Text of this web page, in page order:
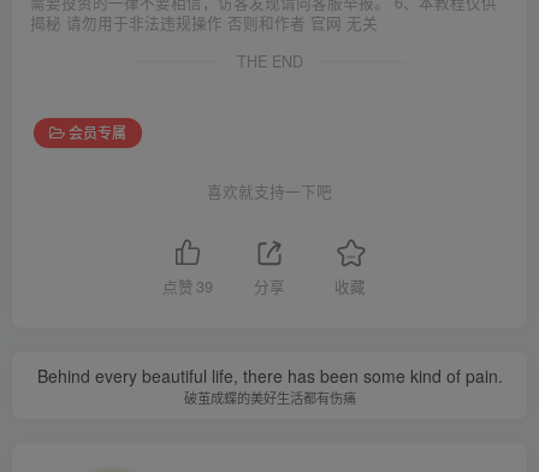
揭秘 请勿用于非法违规操作 否则和作者 官网 无关
THE END
会员专属
喜欢就支持一下吧
点赞 39 分享 收藏
Behind every beautiful life, there has been some kind of pain.
破茧成蝶的美好生活都有伤痛